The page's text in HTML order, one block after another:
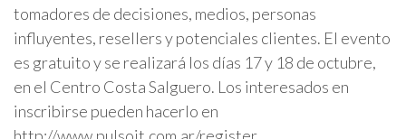
tomadores de decisiones, medios, personas
influyentes, resellers y potenciales clientes. El evento
es gratuito y se realizará los días 17 y 18 de octubre,
en el Centro Costa Salguero. Los interesados en
inscribirse pueden hacerlo en